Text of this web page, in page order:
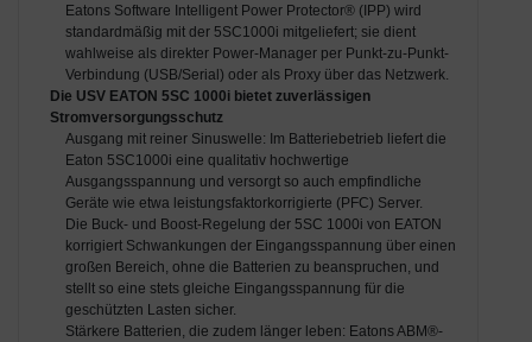
Eatons Software Intelligent Power Protector® (IPP) wird
standardmäßig mit der 5SC1000i mitgeliefert; sie dient
wahlweise als direkter Power-Manager per Punkt-zu-Punkt-
Verbindung (USB/Serial) oder als Proxy über das Netzwerk.
Die USV EATON 5SC 1000i bietet zuverlässigen
Stromversorgungsschutz
Ausgang mit reiner Sinuswelle: Im Batteriebetrieb liefert die
Eaton 5SC1000i eine qualitativ hochwertige
Ausgangsspannung und versorgt so auch empfindliche
Geräte wie etwa leistungsfaktorkorrigierte (PFC) Server.
Die Buck- und Boost-Regelung der 5SC 1000i von EATON
korrigiert Schwankungen der Eingangsspannung über einen
großen Bereich, ohne die Batterien zu beanspruchen, und
stellt so eine stets gleiche Eingangsspannung für die
geschützten Lasten sicher.
Stärkere Batterien, die zudem länger leben: Eatons ABM®-